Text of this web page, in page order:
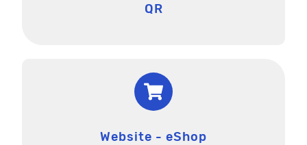
QR
Website - eShop